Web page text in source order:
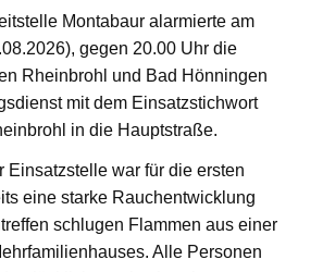
Montabaur alarmierte am
gegen 20.00 Uhr die
Rheinbrohl und Bad Hönningen
mit dem Einsatzstichwort
in die Hauptstraße.
Einsatzstelle war für die ersten
eine starke Rauchentwicklung
schlugen Flammen aus einer
Alle Personen